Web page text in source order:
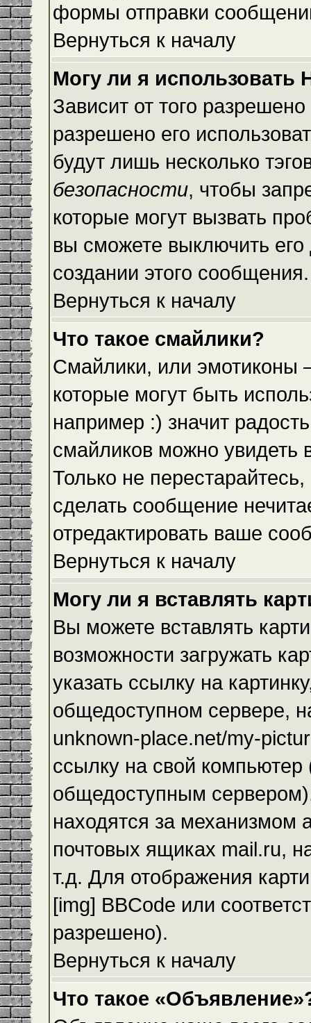
формы отправки
Вернуться к началу
Могу ли я использовать
Зависит от того
разрешено его
будут лишь несколько
безопасности, чтобы
которые могут вызвать
вы сможете выключить
создании этого сообщения.
Вернуться к началу
Что такое смайлики?
Смайлики, или эмотиконы
которые могут быть
например :) значит
смайликов можно
Только не
сделать сообщение
отредактировать ваше
Вернуться к началу
Могу ли я вставлять
Вы можете вставлять
возможности загружать
указать ссылку на
общедоступном сервере,
unknown-place.net/my-
ссылку на свой компьютер
общедоступным
находятся за механизмом
почтовых ящиках mail.ru,
т.д. Для отображения
[img] BBCode или
разрешено).
Вернуться к началу
Что такое